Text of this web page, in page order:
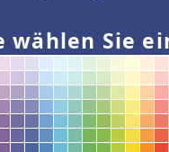
wählen Sie